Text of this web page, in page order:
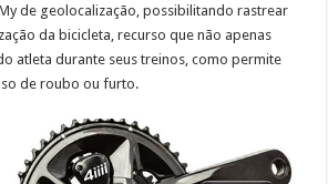
de geolocalização, possibilitando rastrear
da bicicleta, recurso que não apenas
atleta durante seus treinos, como permite
de roubo ou furto.